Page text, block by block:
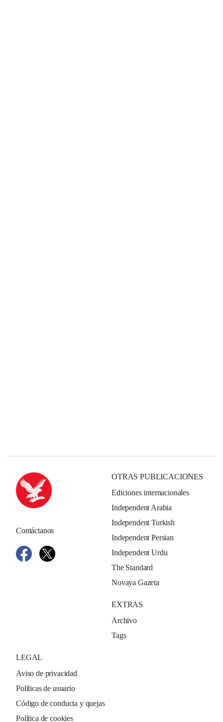
Contáctanos
OTRAS PUBLICACIONES
Ediciones internacionales
Independent Arabia
Independent Turkish
Independent Persian
Independent Urdu
The Standard
Novaya Gazeta
EXTRAS
Archivo
Tags
LEGAL
Aviso de privacidad
Políticas de usuario
Código de conducta y quejas
Política de cookies